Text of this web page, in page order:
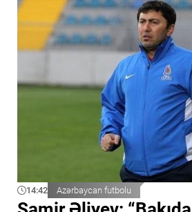
14:42 Azərbaycan futbolu